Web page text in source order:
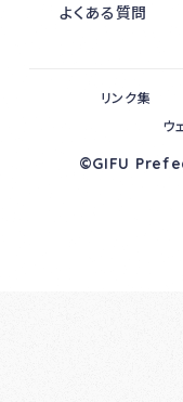
よくある質問
©GIFU
リンク集
ウ